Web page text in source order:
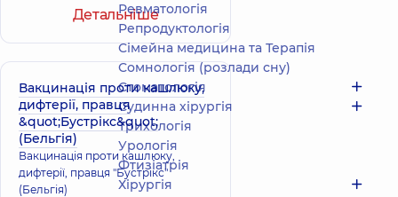
Детальніше
Вакцинація проти кашлюку,
дифтерії, правця
&quot;Бустрікс&quot;
(Бельгія)
Вакцинація проти кашлюку,
дифтерії, правця "Бустрікс"
(Бельгія)
Ревматологія
Репродуктологія
Сімейна медицина та Терапія
Сомнологія (розлади сну)
Стоматологія
Судинна хірургія
Трихологія
Урологія
Фтизіатрія
Хірургія